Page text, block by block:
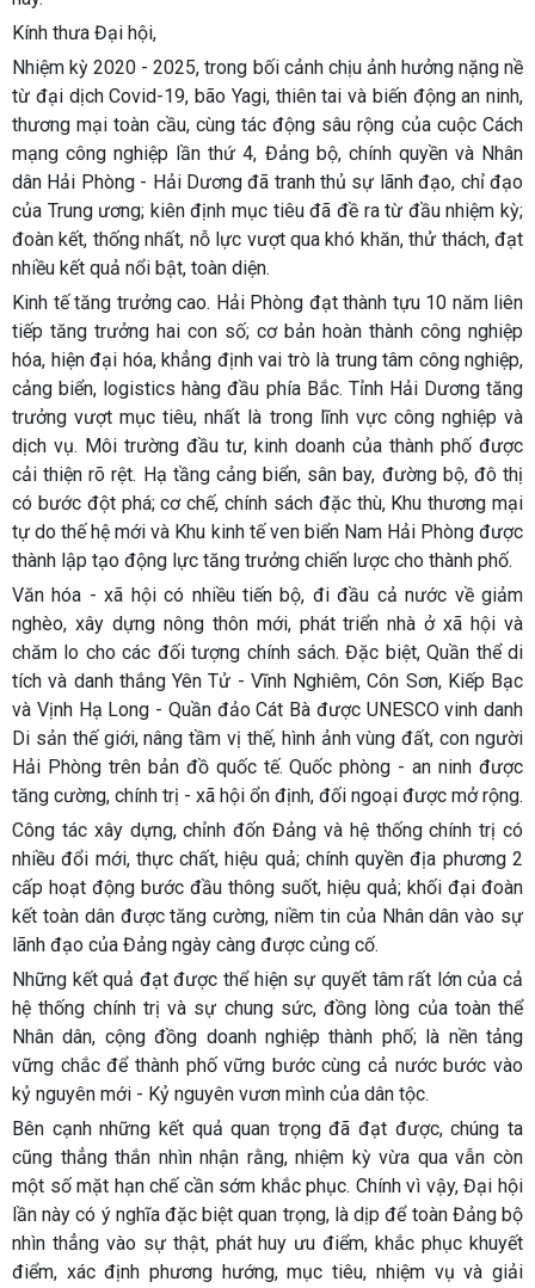
Kính thưa Đại hội,
Nhiệm kỳ 2020 - 2025, trong bối cảnh chịu ảnh hưởng nặng nề
từ đại dịch Covid-19, bão Yagi, thiên tai và biến động an ninh,
thương mại toàn cầu, cùng tác động sâu rộng của cuộc Cách
mạng công nghiệp lần thứ 4, Đảng bộ, chính quyền và Nhân
dân Hải Phòng - Hải Dương đã tranh thủ sự lãnh đạo, chỉ đạo
của Trung ương; kiên định mục tiêu đã đề ra từ đầu nhiệm kỳ;
đoàn kết, thống nhất, nỗ lực vượt qua khó khăn, thử thách, đạt
nhiều kết quả nổi bật, toàn diện.
Kinh tế tăng trưởng cao. Hải Phòng đạt thành tựu 10 năm liên
tiếp tăng trưởng hai con số; cơ bản hoàn thành công nghiệp
hóa, hiện đại hóa, khẳng định vai trò là trung tâm công nghiệp,
cảng biển, logistics hàng đầu phía Bắc. Tỉnh Hải Dương tăng
trưởng vượt mục tiêu, nhất là trong lĩnh vực công nghiệp và
dịch vụ. Môi trường đầu tư, kinh doanh của thành phố được
cải thiện rõ rệt. Hạ tầng cảng biển, sân bay, đường bộ, đô thị
có bước đột phá; cơ chế, chính sách đặc thù, Khu thương mại
tự do thế hệ mới và Khu kinh tế ven biển Nam Hải Phòng được
thành lập tạo động lực tăng trưởng chiến lược cho thành phố.
Văn hóa - xã hội có nhiều tiến bộ, đi đầu cả nước về giảm
nghèo, xây dựng nông thôn mới, phát triển nhà ở xã hội và
chăm lo cho các đối tượng chính sách. Đặc biệt, Quần thể di
tích và danh thắng Yên Tử - Vĩnh Nghiêm, Côn Sơn, Kiếp Bạc
và Vịnh Hạ Long - Quần đảo Cát Bà được UNESCO vinh danh
Di sản thế giới, nâng tầm vị thế, hình ảnh vùng đất, con người
Hải Phòng trên bản đồ quốc tế. Quốc phòng - an ninh được
tăng cường, chính trị - xã hội ổn định, đối ngoại được mở rộng.
Công tác xây dựng, chỉnh đốn Đảng và hệ thống chính trị có
nhiều đổi mới, thực chất, hiệu quả; chính quyền địa phương 2
cấp hoạt động bước đầu thông suốt, hiệu quả; khối đại đoàn
kết toàn dân được tăng cường, niềm tin của Nhân dân vào sự
lãnh đạo của Đảng ngày càng được củng cố.
Những kết quả đạt được thể hiện sự quyết tâm rất lớn của cả
hệ thống chính trị và sự chung sức, đồng lòng của toàn thể
Nhân dân, cộng đồng doanh nghiệp thành phố; là nền tảng
vững chắc để thành phố vững bước cùng cả nước bước vào
kỷ nguyên mới - Kỷ nguyên vươn mình của dân tộc.
Bên cạnh những kết quả quan trọng đã đạt được, chúng ta
cũng thẳng thắn nhìn nhận rằng, nhiệm kỳ vừa qua vẫn còn
một số mặt hạn chế cần sớm khắc phục. Chính vì vậy, Đại hội
lần này có ý nghĩa đặc biệt quan trọng, là dịp để toàn Đảng bộ
nhìn thẳng vào sự thật, phát huy ưu điểm, khắc phục khuyết
điểm, xác định phương hướng, mục tiêu, nhiệm vụ và giải